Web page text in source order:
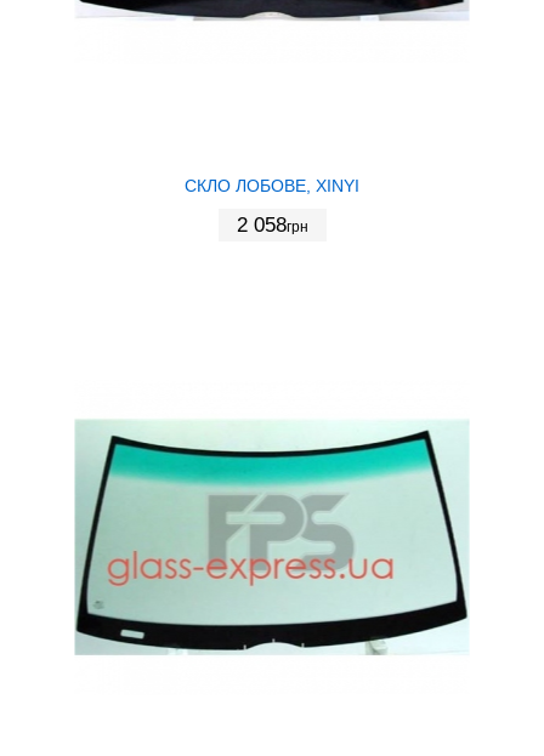
СКЛО ЛОБОВЕ, XINYI
2 058грн